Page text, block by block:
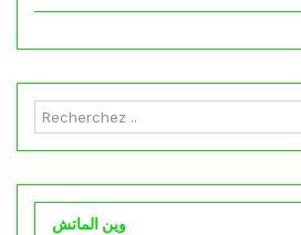
وين الماتش